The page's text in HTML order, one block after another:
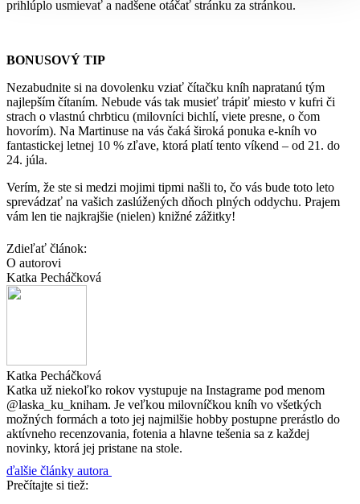
prihlúplo usmievať a nadšene otáčať stránku za stránkou.
BONUSOVÝ TIP
Nezabudnite si na dovolenku vziať čítačku kníh napratanú tým
najlepším čítaním. Nebude vás tak musieť trápiť miesto v kufri či
strach o vlastnú chrbticu (milovníci bichlí, viete presne, o čom
hovorím). Na Martinuse na vás čaká široká ponuka e-kníh vo
fantastickej letnej 10 % zľave, ktorá platí tento víkend – od 21. do
24. júla.
Verím, že ste si medzi mojimi tipmi našli to, čo vás bude toto leto
sprevádzať na vašich zaslúžených dňoch plných oddychu. Prajem
vám len tie najkrajšie (nielen) knižné zážitky!
Zdieľať článok:
O autorovi
Katka Pecháčková
Katka Pecháčková
Katka už niekoľko rokov vystupuje na Instagrame pod menom
@laska_ku_kniham. Je veľkou milovníčkou kníh vo všetkých
možných formách a toto jej najmilšie hobby postupne prerástlo do
aktívneho recenzovania, fotenia a hlavne tešenia sa z každej
novinky, ktorá jej pristane na stole.
ďalšie články autora
Prečítajte si tiež: